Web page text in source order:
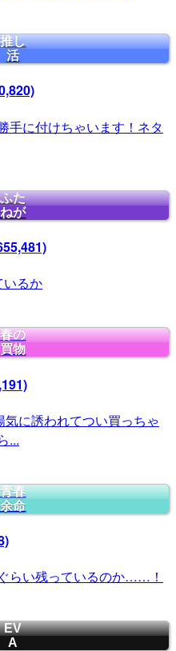
推し
活
手に付けちゃいます！ネタ
ふた
ねが
いるか
春の
買物
に誘われてつい買っちゃ
...
青春
余命
らい残っているのか……！
EV
A